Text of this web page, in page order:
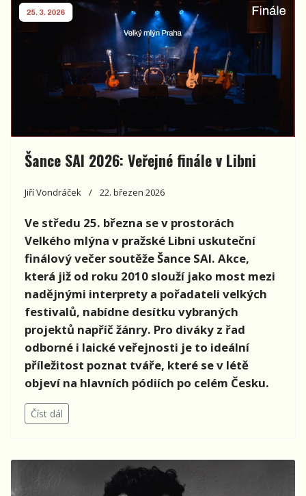
Šance SAI 2026: Veřejné finále v Libni
Jiří Vondráček 22. březen 2026
Ve středu 25. března se v prostorách
Velkého mlýna v pražské Libni uskuteční
finálový večer soutěže Šance SAI. Akce,
která již od roku 2010 slouží jako most mezi
nadějnými interprety a pořadateli velkých
festivalů, nabídne desítku vybraných
projektů napříč žánry. Pro diváky z řad
odborné i laické veřejnosti je to ideální
příležitost poznat tváře, které se v létě
objeví na hlavních pódiích po celém Česku.
Číst dál